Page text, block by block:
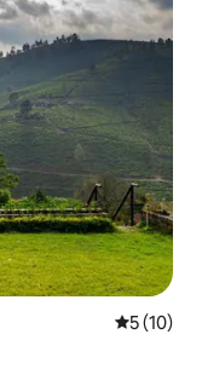
5 (10)